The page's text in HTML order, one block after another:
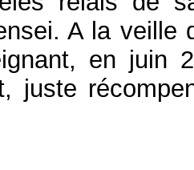
A la
en juin
juste